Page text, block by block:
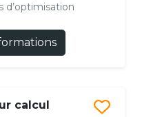
d’optimisation
calcul